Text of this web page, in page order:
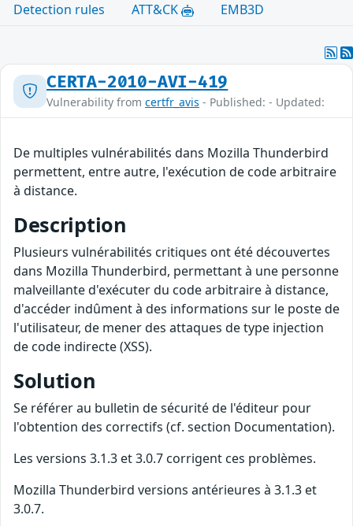
Detection rules
ATT&CK EMB3D
CERTA-2010-AVI-419
Vulnerability from certfr_avis - Published: - Updated:
De multiples vulnérabilités dans Mozilla Thunderbird
permettent, entre autre, l'exécution de code arbitraire
à distance.
Description
Plusieurs vulnérabilités critiques ont été découvertes
dans Mozilla Thunderbird, permettant à une personne
malveillante d'exécuter du code arbitraire à distance,
d'accéder indûment à des informations sur le poste de
l'utilisateur, de mener des attaques de type injection
de code indirecte (XSS).
Solution
Se référer au bulletin de sécurité de l'éditeur pour
l'obtention des correctifs (cf. section Documentation).
Les versions 3.1.3 et 3.0.7 corrigent ces problèmes.
Mozilla Thunderbird versions antérieures à 3.1.3 et
3.0.7.